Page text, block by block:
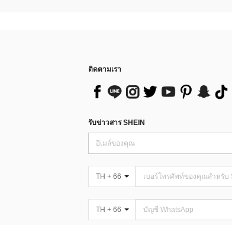
ติดตามเรา
รับข่าวสาร SHEIN
TH + 66
TH + 66